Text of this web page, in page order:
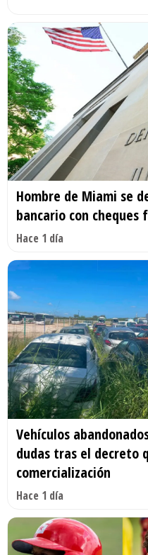
Hombre de Miami se
bancario con cheques
Hace 1 día
Vehículos
dudas tras el decreto
comercialización
Hace 1 día